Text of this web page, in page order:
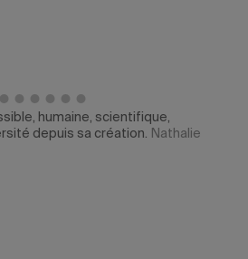
humaine, scientifique,
depuis sa création. Nathalie